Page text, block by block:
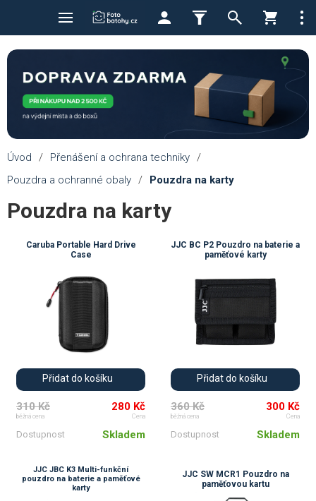
Úvod / Přenášení a ochrana techniky /
Pouzdra a ochranné obaly / Pouzdra na karty
Pouzdra na karty
Caruba Portable Hard Drive
Case
Přidat do košíku
310 Kč
běžná cena
280 Kč
Cena
Dostupnost Skladem
JJC BC P2 Pouzdro na baterie a
paměťové karty
Přidat do košíku
360 Kč
běžná cena
300 Kč
Cena
Dostupnost Skladem
JJC JBC K3 Multi-funkční
pouzdro na baterie a paměťové
karty
JJC SW MCR1 Pouzdro na
paměťovou kartu